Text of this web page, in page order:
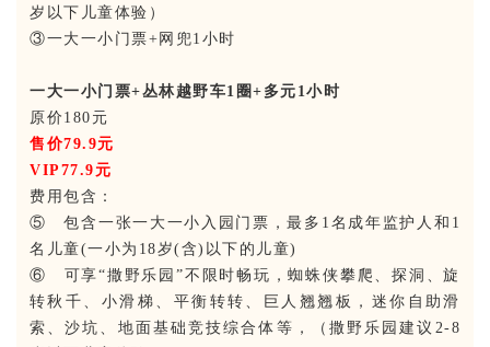
岁以下儿童体验）
③一大一小门票+网兜1小时
一大一小门票+丛林越野车1圈+多元1小时
原价180元
售价79.9元
VIP77.9元
费用包含：
⑤ 包含一张一大一小入园门票，最多1名成年监护人和1
名儿童(一小为18岁(含)以下的儿童)
⑥ 可享“撒野乐园”不限时畅玩，蜘蛛侠攀爬、探洞、旋
转秋千、小滑梯、平衡转转、巨人翘翘板，迷你自助滑
索、沙坑、地面基础竞技综合体等，（撒野乐园建议2-8